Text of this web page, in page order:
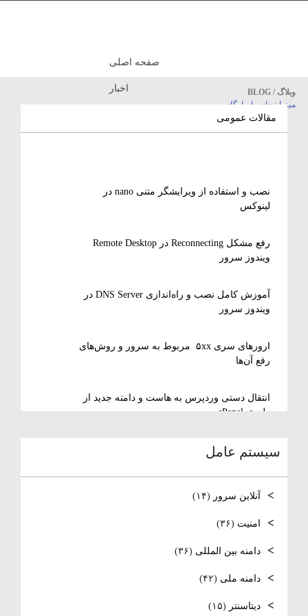
وبلاگ / BLOG
میزبان داده پاسارگاد
صفحه اصلی
اخبار
مقالات عمومی
نصب و استفاده از ویرایشگر متنی nano در
لینوکس
رفع مشکل Reconnecting در Remote Desktop
ویندوز سرور
آموزش کامل نصب و راه‌اندازی DNS Server در
ویندوز سرور
ارورهای سری ۵xx مربوط به سرور و روش‌های
رفع آن‌ها
انتقال دستی وردپرس به هاست و دامنه جدید از
طریق cPanel
نصب و راه اندازی NTP
سیستم عامل
آنلاین سرور (۱۴)
امنیت(۳۶)
دامنه بین المللی(۳۶)
دامنه ملی(۴۲)
دیتاسنتر(۱۵)